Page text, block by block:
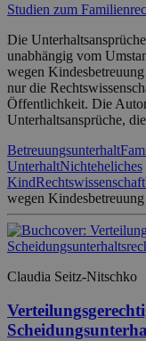
Studien zum
Die
unabhängig vom
wegen
nur die
Öffentlichkeit. Die
Unterhaltsansprüche,
Betreuungsunterhalt
UnterhaltNichteheliches
KindRechtswissenschaft
wegen Kindesbetreuung
Claudia Seitz-Nitschko